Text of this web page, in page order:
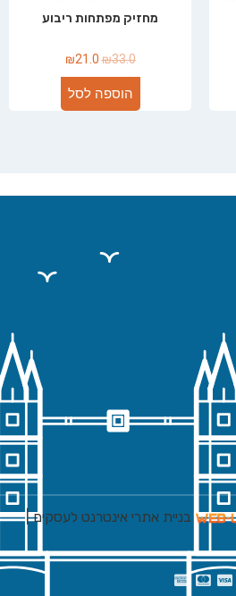
מחזיק מפתחות ריבוע
₪33.0
₪21.0
הוספה לסל
בניית אתרי אינטרנט לעסקים|